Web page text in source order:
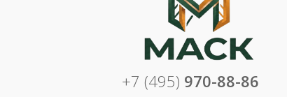
+7 (495) 970-88-86